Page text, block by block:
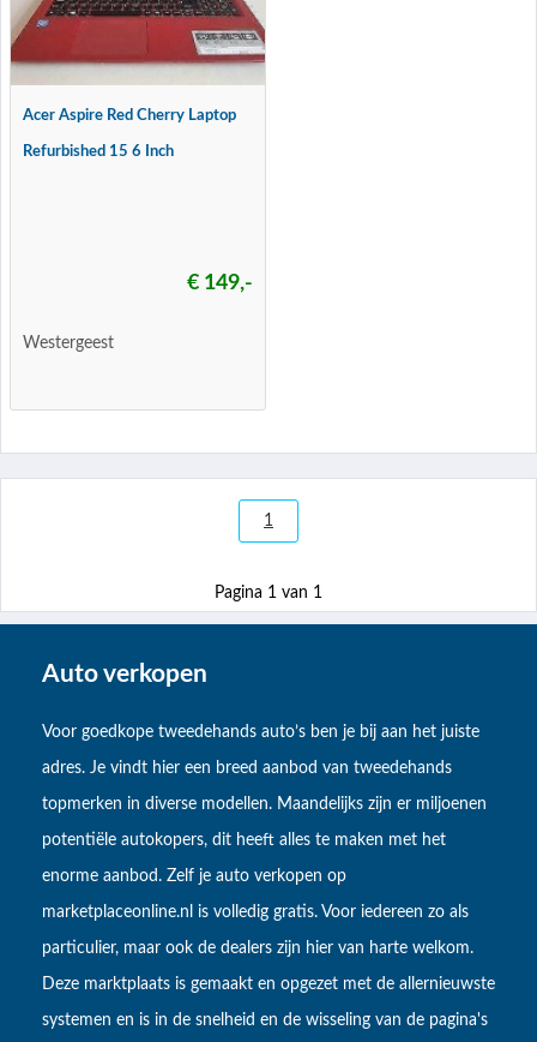
Acer Aspire Red Cherry Laptop
Refurbished 15 6 Inch
€ 149,-
Westergeest
1
Pagina 1 van 1
Auto verkopen
Voor goedkope tweedehands auto’s ben je bij aan het juiste
adres. Je vindt hier een breed aanbod van tweedehands
topmerken in diverse modellen. Maandelijks zijn er miljoenen
potentiële autokopers, dit heeft alles te maken met het
enorme aanbod. Zelf je auto verkopen op
marketplaceonline.nl is volledig gratis. Voor iedereen zo als
particulier, maar ook de dealers zijn hier van harte welkom.
Deze marktplaats is gemaakt en opgezet met de allernieuwste
systemen en is in de snelheid en de wisseling van de pagina's